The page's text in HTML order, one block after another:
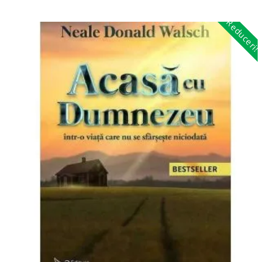
Reduceri!